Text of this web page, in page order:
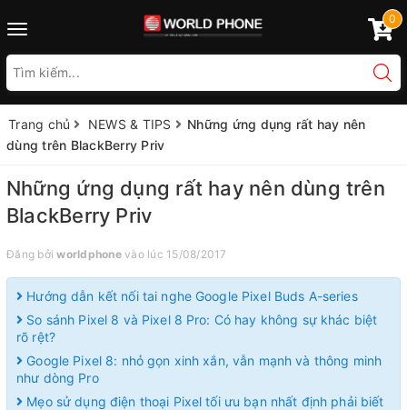
Toggle
0
Trang chủ NEWS & TIPS
Những ứng dụng rất hay nên
dùng trên BlackBerry Priv
Những ứng dụng rất hay nên dùng trên
BlackBerry Priv
Đăng bởiworldphonevào lúc 15/08/2017
Hướng dẫn kết nối tai nghe Google Pixel Buds A-series
So sánh Pixel 8 và Pixel 8 Pro: Có hay không sự khác biệt
rõ rệt?
Google Pixel 8: nhỏ gọn xinh xắn, vẫn mạnh và thông minh
như dòng Pro
Mẹo sử dụng điện thoại Pixel tối ưu bạn nhất định phải biết